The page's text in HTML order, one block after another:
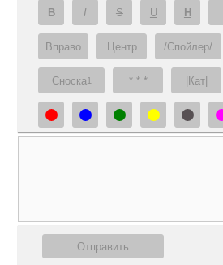
B I S U H
Вправо Центр /Спойлер/
Сноска1 * * * |Кат|